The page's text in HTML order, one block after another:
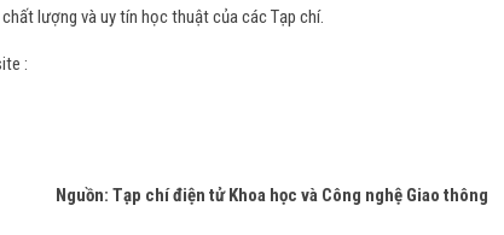
lượng và uy tín học thuật của các Tạp chí.
:
Nguồn: Tạp chí điện tử Khoa học và Công nghệ Giao thông